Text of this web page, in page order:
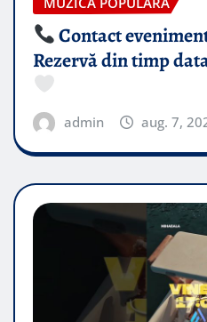
Contact
Rezervă din timp
admin aug. 7,